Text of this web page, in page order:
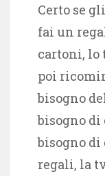
Certo se
fai un
cartoni, lo
poi
bisogno
bisogno di
bisogno di
regali, la